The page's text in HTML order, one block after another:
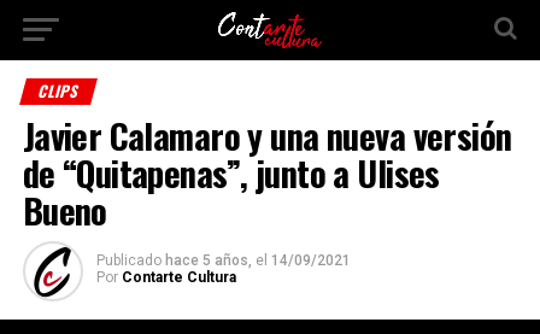
CLIPS
Javier Calamaro y una nueva versión
de “Quitapenas”, junto a Ulises
Bueno
Publicado hace 5 años, el 14/09/2021
Por Contarte Cultura